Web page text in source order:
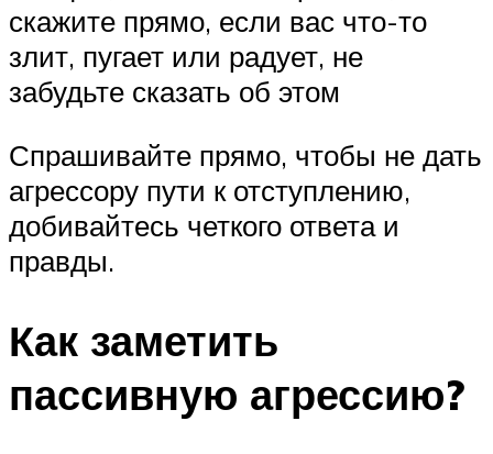
скажите прямо, если вас что-то
злит, пугает или радует, не
забудьте сказать об этом
Спрашивайте прямо, чтобы не дать
агрессору пути к отступлению,
добивайтесь четкого ответа и
правды.
Как заметить
пассивную агрессию?